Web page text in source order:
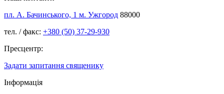
пл. А. Бачинського, 1 м. Ужгород 88000
тел. / факс: +380 (50) 37-29-930
Пресцентр:
Задати запитання священику
Інформація